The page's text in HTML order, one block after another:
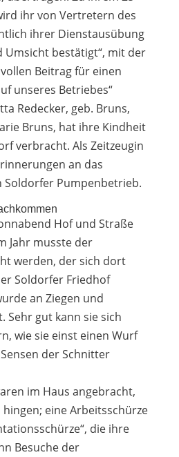
ihr von Vertretern des
ihrer Dienstausübung
Umsicht bestätigt“, mit der
Beitrag für einen
unseres Betriebes“
Redecker, geb. Bruns,
Bruns, hat ihre Kindheit
verbracht. Als Zeitzeugin
an das
Soldorfer Pumpenbetrieb.
Hof und Straße
Jahr musste der
werden, der sich dort
Soldorfer Friedhof
an Ziegen und
Sehr gut kann sie sich
wie sie einst einen Wurf
der Schnitter
im Haus angebracht,
eine Arbeitsschürze
die ihre
Besuche der